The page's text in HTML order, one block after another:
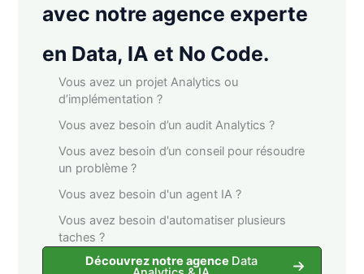
avec notre agence experte
en Data, IA et No Code.
Vous avez un projet Analytics ou
d’implémentation ?
Vous avez besoin d’un audit Analytics ?
Vous avez besoin d’un conseil pour résoudre
un problème ?
Vous avez besoin d'un agent IA ?
Vous avez besoin d'automatiser plusieurs
taches ?
Découvrez notre agence Data